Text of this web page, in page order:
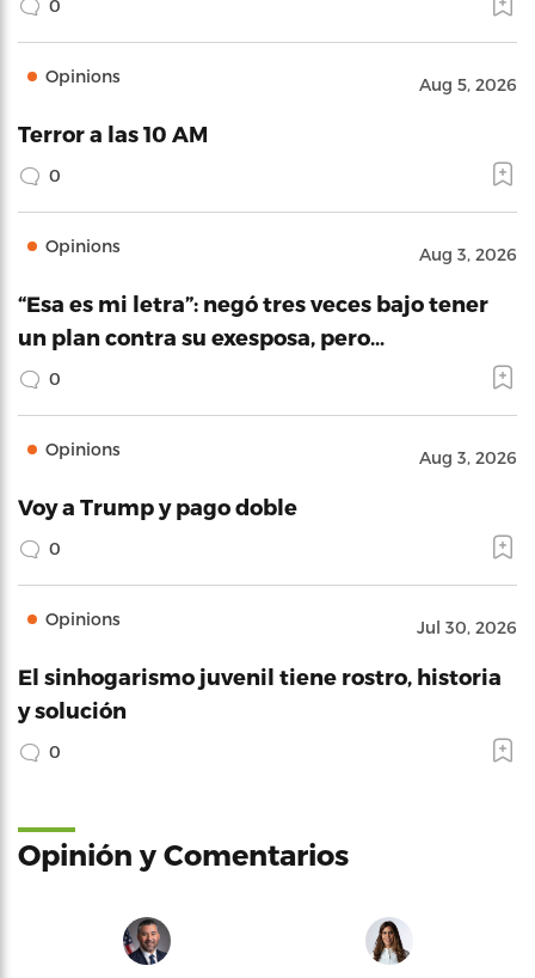
0
Opinions Aug 5, 2026
Terror a las 10 AM
0
Opinions Aug 3, 2026
“Esa es mi letra”: negó tres veces bajo tener
un plan contra su exesposa, pero…
0
Opinions Aug 3, 2026
Voy a Trump y pago doble
0
Opinions Jul 30, 2026
El sinhogarismo juvenil tiene rostro, historia
y solución
0
Opinión y Comentarios